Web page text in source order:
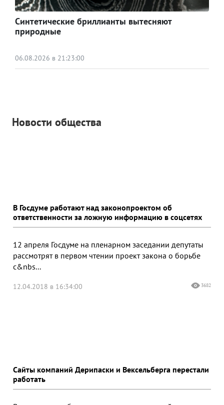
Синтетические бриллианты вытесняют
природные
06.08.2026 в 21:23:00
Новости общества
В Госдуме работают над законопроектом об
ответственности за ложную информацию в соцсетях
12 апреля Госдуме на пленарном заседании депутаты
рассмотрят в первом чтении проект закона о борьбе
с&nbs...
12.04.2018 в 16:34:00 3682
Сайты компаний Дерипаски и Вексельберга перестали
работать